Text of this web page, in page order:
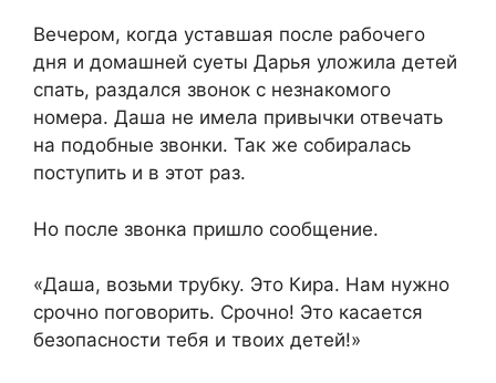
Вечером, когда уставшая после рабочего
дня и домашней суеты Дарья уложила детей
спать, раздался звонок с незнакомого
номера. Даша не имела привычки отвечать
на подобные звонки. Так же собиралась
поступить и в этот раз.
Но после звонка пришло сообщение.
«Даша, возьми трубку. Это Кира. Нам нужно
срочно поговорить. Срочно! Это касается
безопасности тебя и твоих детей!»